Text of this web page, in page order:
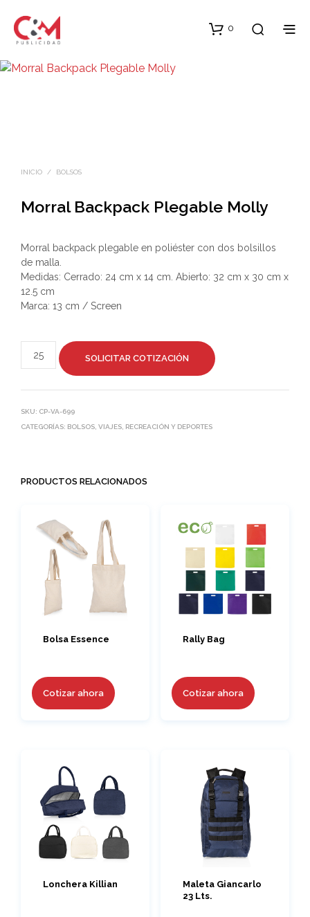
0
INICIO / BOLSOS
Morral Backpack Plegable Molly
Morral backpack plegable en poliéster con dos bolsillos
de malla.
Medidas: Cerrado: 24 cm x 14 cm. Abierto: 32 cm x 30 cm x
12.5 cm
Marca: 13 cm / Screen
SOLICITAR COTIZACIÓN
SKU: CP-VA-699
CATEGORÍAS: BOLSOS VIAJES, RECREACIÓN Y DEPORTES
PRODUCTOS RELACIONADOS
Bolsa Essence
Cotizar ahora
Rally Bag
Cotizar ahora
Lonchera Killian
Maleta Giancarlo
23 Lts.